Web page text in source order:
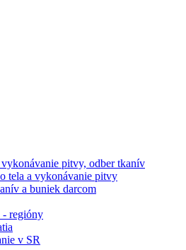
pitvy, odber tkanív
tela a vykonávanie pitvy
a buniek darcom
- regióny
v SR